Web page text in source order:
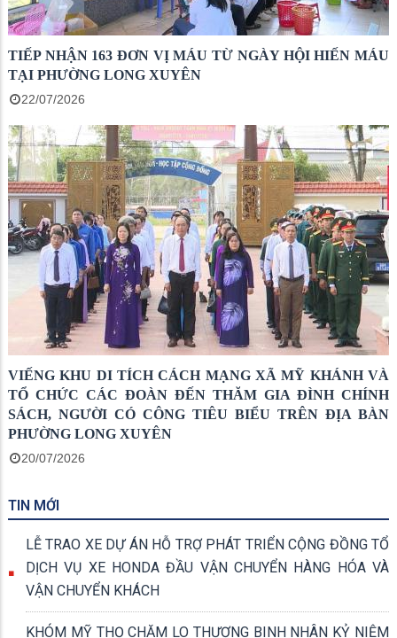
TIẾP NHẬN 163 ĐƠN VỊ MÁU TỪ NGÀY HỘI HIẾN MÁU
TẠI PHƯỜNG LONG XUYÊN
22/07/2026
VIẾNG KHU DI TÍCH CÁCH MẠNG XÃ MỸ KHÁNH VÀ
TỔ CHỨC CÁC ĐOÀN ĐẾN THĂM GIA ĐÌNH CHÍNH
SÁCH, NGƯỜI CÓ CÔNG TIÊU BIỂU TRÊN ĐỊA BÀN
PHƯỜNG LONG XUYÊN
20/07/2026
TIN MỚI
LỄ TRAO XE DỰ ÁN HỖ TRỢ PHÁT TRIỂN CỘNG ĐỒNG TỔ
DỊCH VỤ XE HONDA ĐẦU VẬN CHUYỂN HÀNG HÓA VÀ
VẬN CHUYỂN KHÁCH
KHÓM MỸ THỌ CHĂM LO THƯƠNG BINH NHÂN KỶ NIỆM